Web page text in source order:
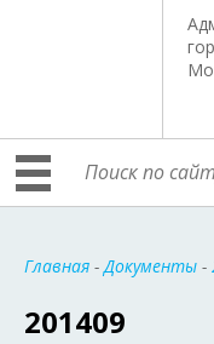
Главная -Документы -
201409